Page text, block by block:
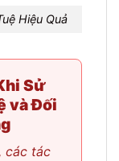
Hiệu Quả
Sử
và Đối
các tác